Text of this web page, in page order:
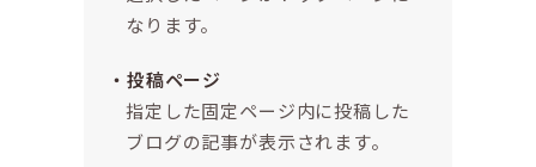
なります。
投稿ページ
指定した固定ページ内に投稿した
ブログの記事が表示されます。